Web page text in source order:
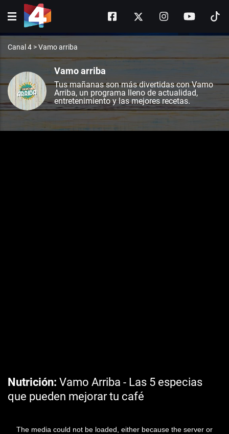
Canal 4 >Vamo arriba
Vamo arriba
Tus mañanas son más divertidas con Vamo
Arriba, un programa lleno de actualidad,
entretenimiento y las mejores recetas.
Nutrición Vamo Arriba - Las 5 especias
que pueden mejorar tu café
The media could not be loaded, either because the server or